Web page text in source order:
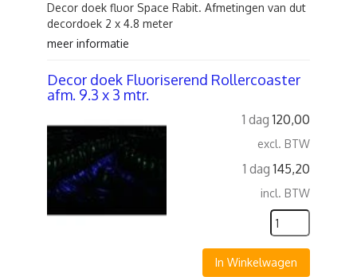
Decor doek fluor Space Rabit. Afmetingen van dut
decordoek 2 x 4.8 meter
meer informatie
Decor doek Fluoriserend Rollercoaster
afm. 9.3 x 3 mtr.
1 dag 120,00
excl. BTW
1 dag 145,20
incl. BTW
In Winkelwagen